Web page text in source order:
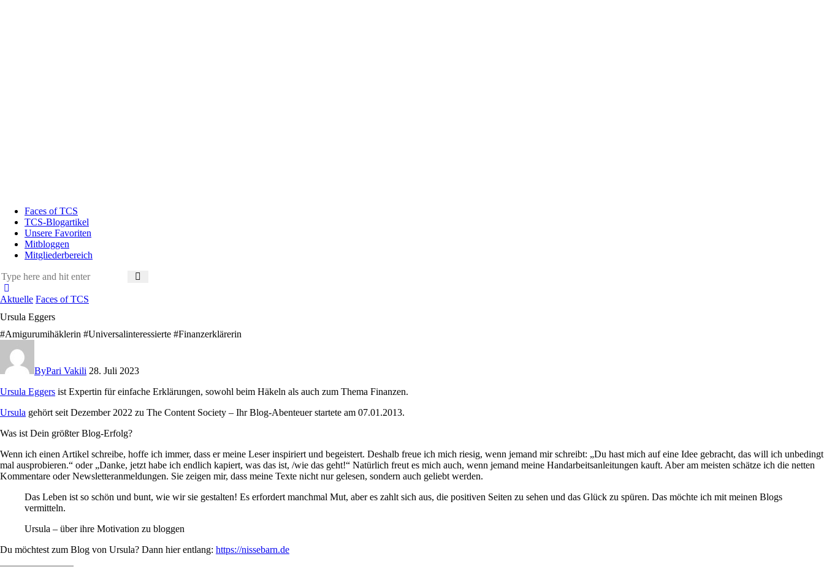
Faces of TCS
TCS-Blogartikel
Unsere Favoriten
Mitbloggen
Mitgliederbereich
Aktuelle Faces of TCS
Ursula Eggers
#Amigurumihäklerin #Universalinteressierte #Finanzerklärerin
ByPari Vakili 28. Juli 2023
Ursula Eggers ist Expertin für einfache Erklärungen, sowohl beim Häkeln als auch zum Thema Finanzen.
Ursula gehört seit Dezember 2022 zu The Content Society – Ihr Blog-Abenteuer startete am 07.01.2013.
Was ist Dein größter Blog-Erfolg?
Wenn ich einen Artikel schreibe, hoffe ich immer, dass er meine Leser inspiriert und begeistert. Deshalb freue ich mich riesig, wenn jemand mir schreibt: „Du hast mich auf eine Idee gebracht, das will ich unbedingt
mal ausprobieren.“ oder „Danke, jetzt habe ich endlich kapiert, was das ist, /wie das geht!“ Natürlich freut es mich auch, wenn jemand meine Handarbeitsanleitungen kauft. Aber am meisten schätze ich die netten
Kommentare oder Newsletteranmeldungen. Sie zeigen mir, dass meine Texte nicht nur gelesen, sondern auch geliebt werden.
Das Leben ist so schön und bunt, wie wir sie gestalten! Es erfordert manchmal Mut, aber es zahlt sich aus, die positiven Seiten zu sehen und das Glück zu spüren. Das möchte ich mit meinen Blogs
vermitteln.
Ursula – über ihre Motivation zu bloggen
Du möchtest zum Blog von Ursula? Dann hier entlang: https://nissebarn.de